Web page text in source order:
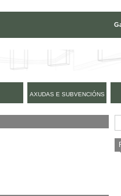
AXUDAS E SUBVENCIÓNS